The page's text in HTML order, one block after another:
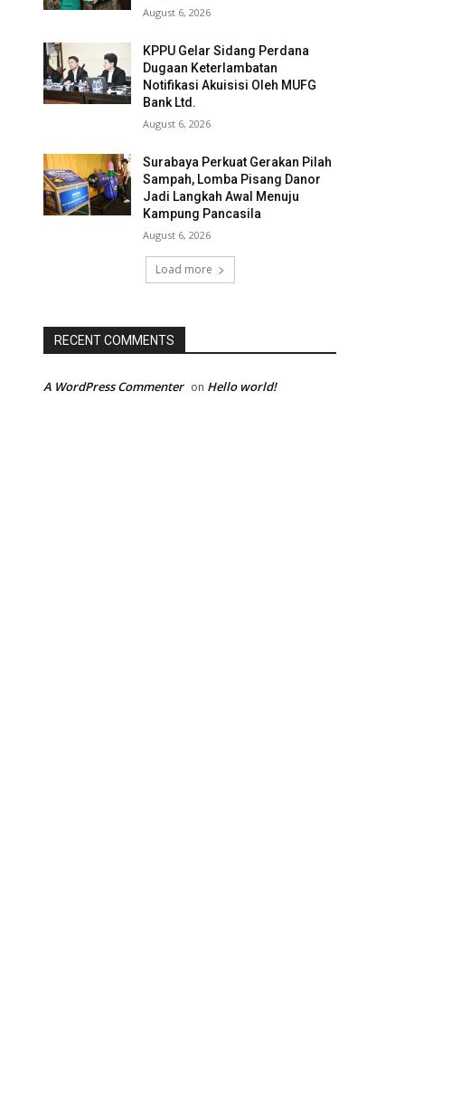
August 6, 2026
KPPU Gelar Sidang Perdana
Dugaan Keterlambatan
Notifikasi Akuisisi Oleh MUFG
Bank Ltd.
August 6, 2026
Surabaya Perkuat Gerakan Pilah
Sampah, Lomba Pisang Danor
Jadi Langkah Awal Menuju
Kampung Pancasila
August 6, 2026
Load more
RECENT COMMENTS
A WordPress Commenter on Hello world!